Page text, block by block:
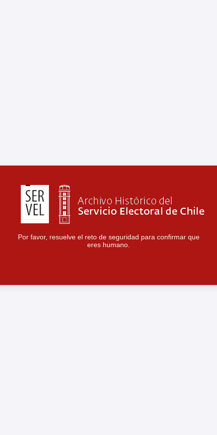
Por favor, resuelve el reto de seguridad para confirmar que
eres humano.